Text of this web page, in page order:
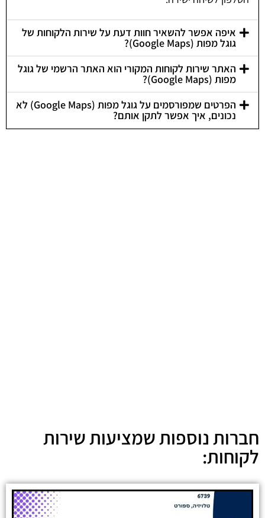
איפה אפשר להשאיר חוות דעת על שירות הלקוחות של
גוגל מפות (Google Maps)?
האתר שירות לקוחות המקורי הוא האתר הרשמי של גוגל
מפות (Google Maps)?
הפרטים שמפורסמים על גוגל מפות (Google Maps) לא
נכונים, איך אפשר לתקן אותם?
חברות נוספות שמציעות שירות
לקוחות: